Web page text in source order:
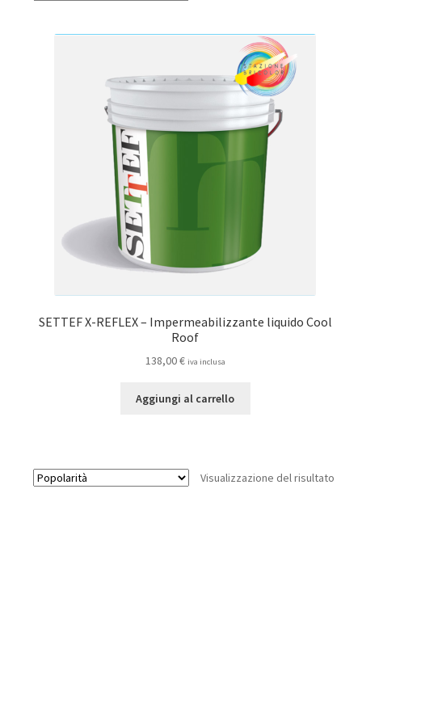
SETTEF X-REFLEX – Impermeabilizzante liquido Cool
Roof
138,00€ iva inclusa
Aggiungi al carrello
Visualizzazione del risultato